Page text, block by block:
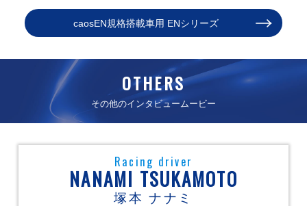
caosEN規格搭載車用 ENシリーズ
OTHERS
その他のインタビュームービー
Racing driver
NANAMI TSUKAMOTO
塚本 ナナミ